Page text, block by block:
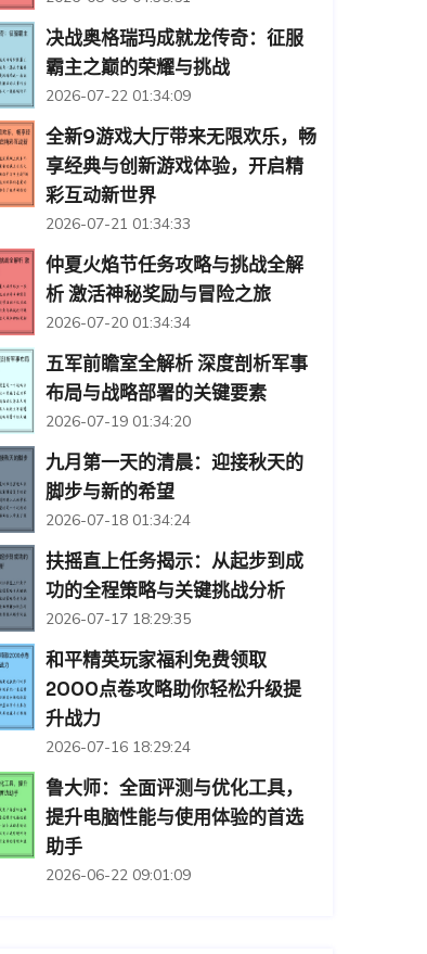
决战奥格瑞玛成就龙传奇：征服
霸主之巅的荣耀与挑战
2026-07-22 01:34:09
全新9游戏大厅带来无限欢乐，畅
享经典与创新游戏体验，开启精
彩互动新世界
2026-07-21 01:34:33
仲夏火焰节任务攻略与挑战全解
析 激活神秘奖励与冒险之旅
2026-07-20 01:34:34
五军前瞻室全解析 深度剖析军事
布局与战略部署的关键要素
2026-07-19 01:34:20
九月第一天的清晨：迎接秋天的
脚步与新的希望
2026-07-18 01:34:24
扶摇直上任务揭示：从起步到成
功的全程策略与关键挑战分析
2026-07-17 18:29:35
和平精英玩家福利免费领取
2000点卷攻略助你轻松升级提
升战力
2026-07-16 18:29:24
鲁大师：全面评测与优化工具，
提升电脑性能与使用体验的首选
助手
2026-06-22 09:01:09